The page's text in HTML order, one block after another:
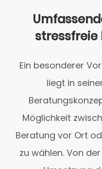
stressfreie
Ein besonderer
liegt in
Möglichkeit
Beratung vor Ort
zu wählen. Von